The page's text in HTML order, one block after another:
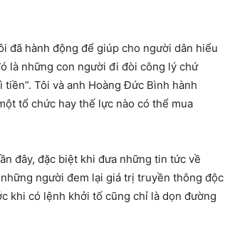
đã hành động để giúp cho người dân hiểu
là những con người đi đòi công lý chứ
Tôi và anh Hoàng Đức Bình hành
tổ chức hay thế lực nào có thể mua
đây, đặc biệt khi đưa những tin tức về
người đem lại giá trị truyền thông độc
khi có lệnh khởi tố cũng chỉ là dọn đường